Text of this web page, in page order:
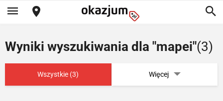
Wyniki wyszukiwania dla "mapei"(3)
Wszystkie (3) Więcej